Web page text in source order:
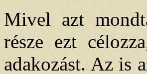
Mivel azt
része ezt
adakozást. Az is